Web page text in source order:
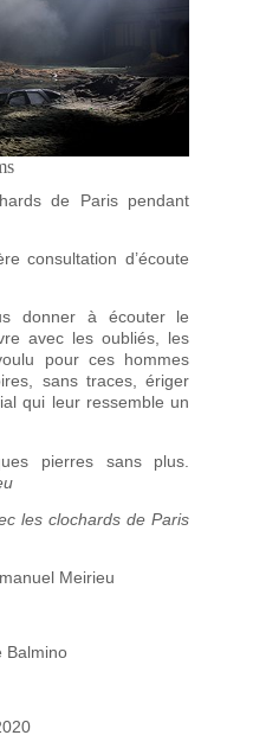
de Paris pendant
consultation d’écoute
donner à écouter le
avec les oubliés, les
pour ces hommes
sans traces, ériger
qui leur ressemble un
pierres sans plus.
les clochards de Paris
Meirieu
Balmino